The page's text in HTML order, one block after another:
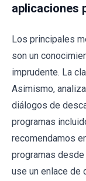
aplicaciones
Los principales
son un
imprudente. La
Asimismo,
diálogos de
programas
recomendamos
programas
use un enlace de